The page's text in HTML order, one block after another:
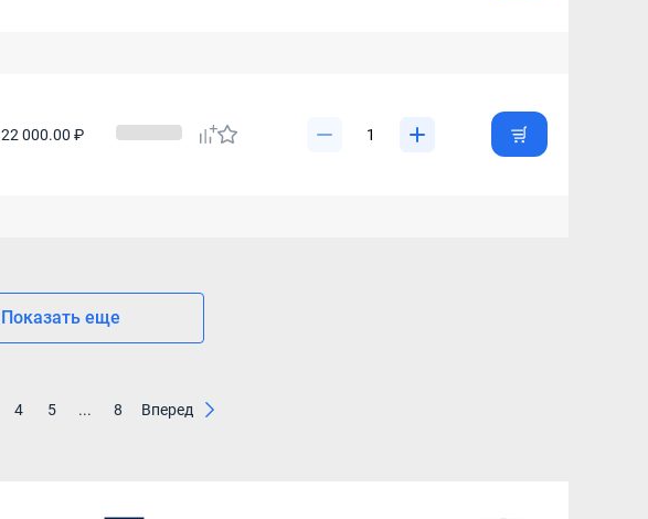
22 000.00 ₽
Показать еще
4 5 ... 8 Вперед